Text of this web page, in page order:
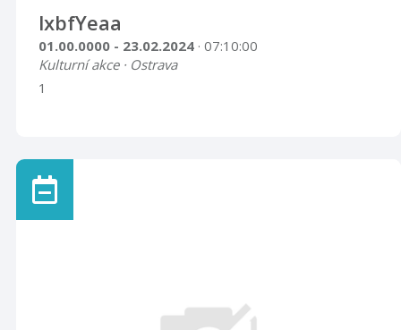
lxbfYeaa
01.00.0000 - 23.02.2024 · 07:10:00
Kulturní akce · Ostrava
1